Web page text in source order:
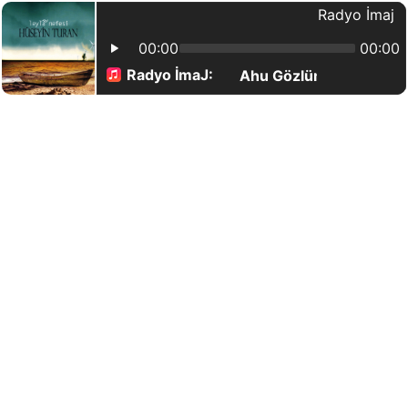
Radyo İmaj
Radyo İmaJ: Ahu Gözlüm
00:00 00:00